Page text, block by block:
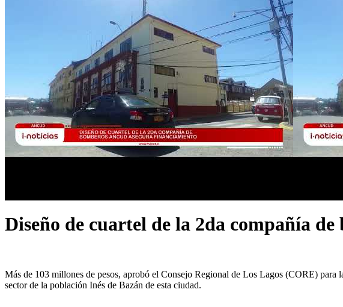
Diseño de cuartel de la 2da compañía
Más de 103 millones de pesos, aprobó el Consejo Regional de Los Lagos (CORE)
sector de la población Inés de Bazán de esta ciudad.